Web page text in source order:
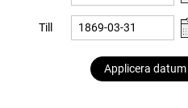
Till
Applicera datum